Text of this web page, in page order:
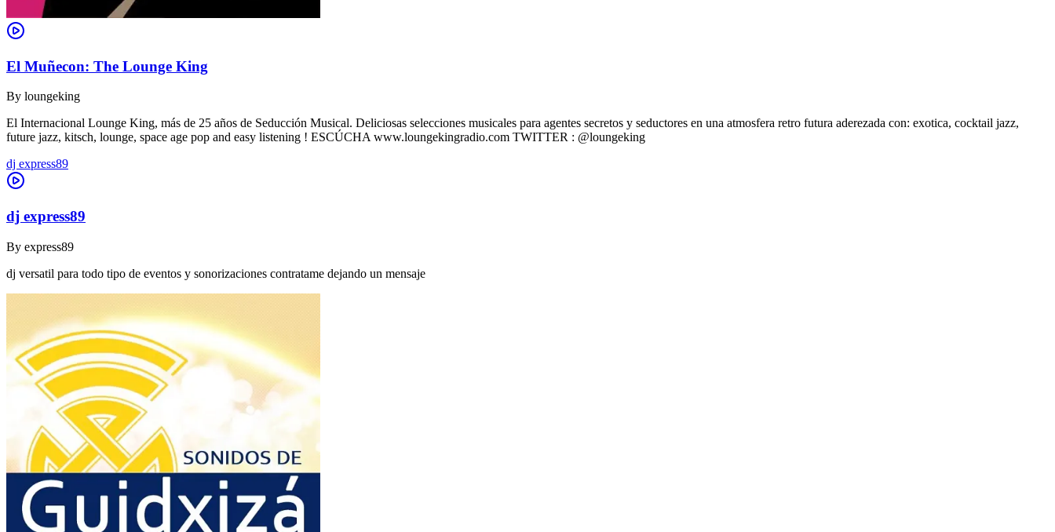
El Muñecon: The Lounge King
By loungeking
El Internacional Lounge King, más de 25 años de Seducción Musical. Deliciosas selecciones musicales para agentes secretos y seductores en una atmosfera retro futura aderezada con: exotica, cocktail jazz,
future jazz, kitsch, lounge, space age pop and easy listening ! ESCÚCHA www.loungekingradio.com TWITTER : @loungeking
dj express89
dj express89
By express89
dj versatil para todo tipo de eventos y sonorizaciones contratame dejando un mensaje